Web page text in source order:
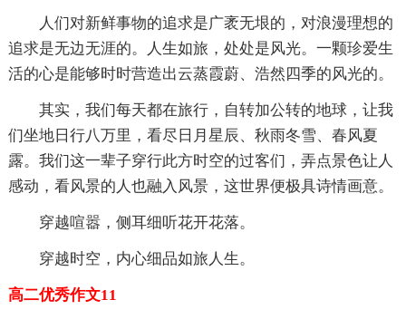
人们对新鲜事物的追求是广袤无垠的，对浪漫理想的
追求是无边无涯的。人生如旅，处处是风光。一颗珍爱生
活的心是能够时时营造出云蒸霞蔚、浩然四季的风光的。
其实，我们每天都在旅行，自转加公转的地球，让我
们坐地日行八万里，看尽日月星辰、秋雨冬雪、春风夏
露。我们这一辈子穿行此方时空的过客们，弄点景色让人
感动，看风景的人也融入风景，这世界便极具诗情画意。
穿越喧嚣，侧耳细听花开花落。
穿越时空，内心细品如旅人生。
高二优秀作文11